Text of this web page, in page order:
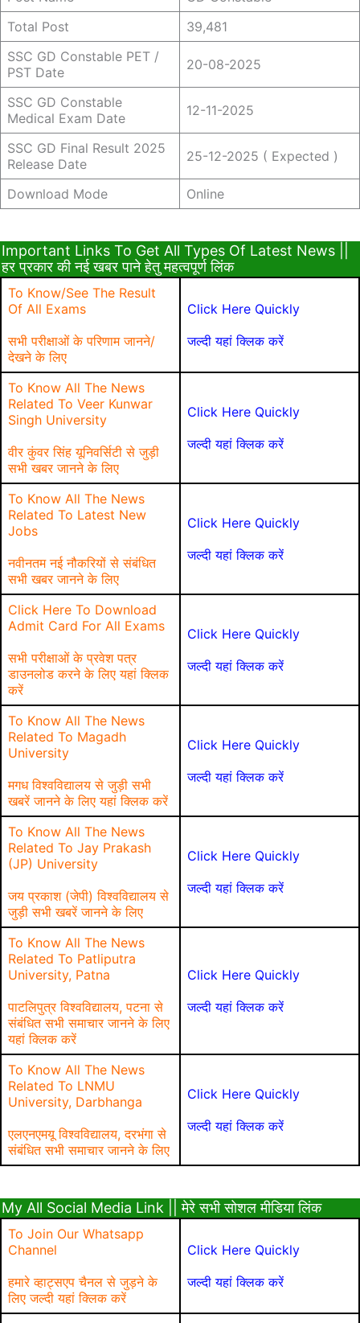
Total Post
39,481
SSC GD Constable PET /
PST Date
20-08-2025
SSC GD Constable
Medical Exam Date
12-11-2025
SSC GD Final Result 2025
Release Date
25-12-2025 ( Expected )
Download Mode Online
Important Links To Get All Types Of Latest News ||
हर प्रकार की नई खबर पाने हेतु महत्वपूर्ण लिंक
To Know/See The Result
Of All Exams
सभी परीक्षाओं के परिणाम जानने/
देखने के लिए
Click Here Quickly
जल्दी यहां क्लिक करें
To Know All The News
Related To Veer Kunwar
Singh University
वीर कुंवर सिंह यूनिवर्सिटी से जुड़ी
सभी खबर जानने के लिए
Click Here Quickly
जल्दी यहां क्लिक करें
To Know All The News
Related To Latest New
Jobs
नवीनतम नई नौकरियों से संबंधित
सभी खबर जानने के लिए
Click Here Quickly
जल्दी यहां क्लिक करें
Click Here To Download
Admit Card For All Exams
सभी परीक्षाओं के प्रवेश पत्र
डाउनलोड करने के लिए यहां क्लिक
करें
Click Here Quickly
जल्दी यहां क्लिक करें
To Know All The News
Related To Magadh
University
मगध विश्वविद्यालय से जुड़ी सभी
खबरें जानने के लिए यहां क्लिक करें
Click Here Quickly
जल्दी यहां क्लिक करें
To Know All The News
Related To Jay Prakash
(JP) University
जय प्रकाश (जेपी) विश्वविद्यालय से
जुड़ी सभी खबरें जानने के लिए
Click Here Quickly
जल्दी यहां क्लिक करें
To Know All The News
Related To Patliputra
University, Patna
पाटलिपुत्र विश्वविद्यालय, पटना से
संबंधित सभी समाचार जानने के लिए
यहां क्लिक करें
Click Here Quickly
जल्दी यहां क्लिक करें
To Know All The News
Related To LNMU
University, Darbhanga
एलएनएमयू विश्वविद्यालय, दरभंगा से
संबंधित सभी समाचार जानने के लिए
Click Here Quickly
जल्दी यहां क्लिक करें
My All Social Media Link || मेरे सभी सोशल मीडिया लिंक
To Join Our Whatsapp
Channel
हमारे व्हाट्सएप चैनल से जुड़ने के
लिए जल्दी यहां क्लिक करें
Click Here Quickly
जल्दी यहां क्लिक करें